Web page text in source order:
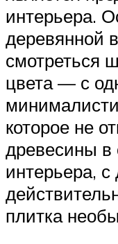
интерьера.
деревянной
смотреться
цвета — с
которое не
древесины
интерьера,
плитка